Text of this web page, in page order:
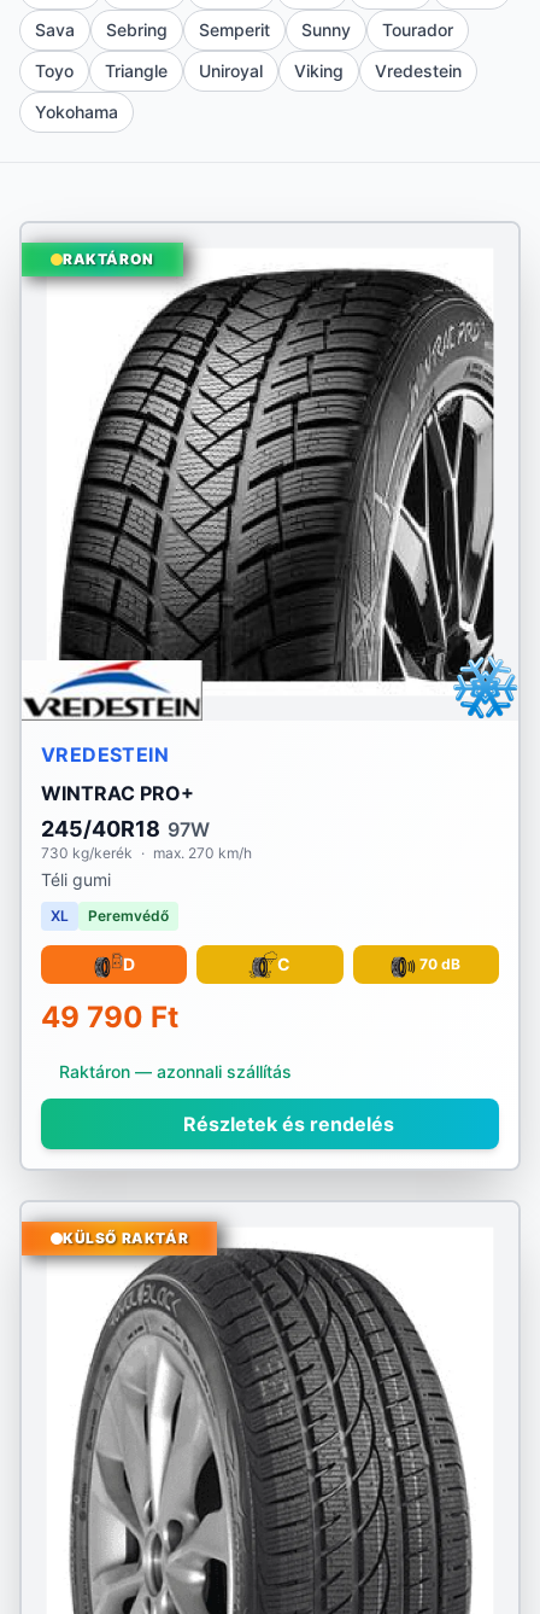
Sava
Sebring Semperit Sunny
Tourador
Toyo
Triangle Uniroyal Viking
Vredestein
Yokohama
RAKTÁRON
VREDESTEIN
WINTRAC PRO+
245/40R18 97W
730 kg/kerék · max. 270 km/h
Téli gumi
XL Peremvédő
D C 70 dB
49 790 Ft
Raktáron — azonnali szállítás
Részletek és rendelés
KÜLSŐ RAKTÁR